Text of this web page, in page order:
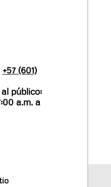
+57 (601)
público:
a.m. a